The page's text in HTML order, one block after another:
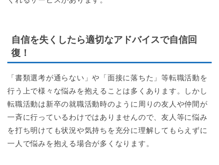
自信を失くしたら適切なアドバイスで自信回
復！
「書類選考が通らない」や「面接に落ちた」等転職活動を
行う上で様々な悩みを抱えることは多くあります。しかし
転職活動は新卒の就職活動時のように周りの友人や仲間が
一斉に行っているわけではありませんので、友人等に悩み
を打ち明けても状況や気持ちを充分に理解してもらえずに
一人で悩みを抱える場合が多くなります。